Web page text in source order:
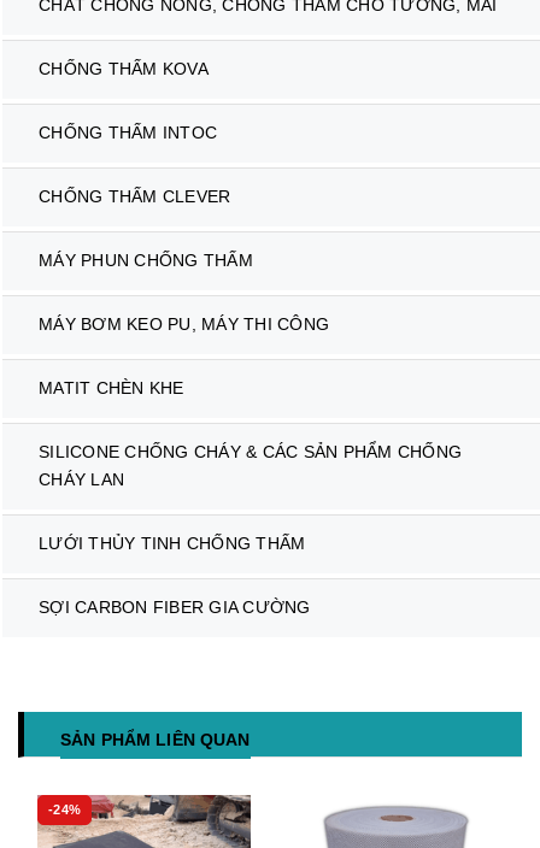
CHẤT CHỐNG NÓNG, CHỐNG THẤM CHO TƯỜNG, MÁI
CHỐNG THẤM KOVA
CHỐNG THẤM INTOC
CHỐNG THẤM CLEVER
MÁY PHUN CHỐNG THẤM
MÁY BƠM KEO PU, MÁY THI CÔNG
MATIT CHÈN KHE
SILICONE CHỐNG CHÁY & CÁC SẢN PHẨM CHỐNG
CHÁY LAN
LƯỚI THỦY TINH CHỐNG THẤM
SỢI CARBON FIBER GIA CƯỜNG
SẢN PHẨM LIÊN QUAN
-24%